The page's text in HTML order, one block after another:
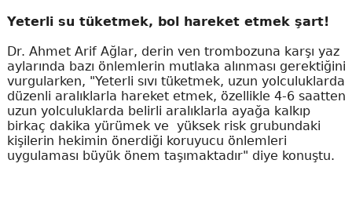
Yeterli su tüketmek, bol hareket etmek şart!
Dr. Ahmet Arif Ağlar, derin ven trombozuna karşı yaz
aylarında bazı önlemlerin mutlaka alınması gerektiğini
vurgularken, "Yeterli sıvı tüketmek, uzun yolculuklarda
düzenli aralıklarla hareket etmek, özellikle 4-6 saatten
uzun yolculuklarda belirli aralıklarla ayağa kalkıp
birkaç dakika yürümek ve yüksek risk grubundaki
kişilerin hekimin önerdiği koruyucu önlemleri
uygulaması büyük önem taşımaktadır" diye konuştu.